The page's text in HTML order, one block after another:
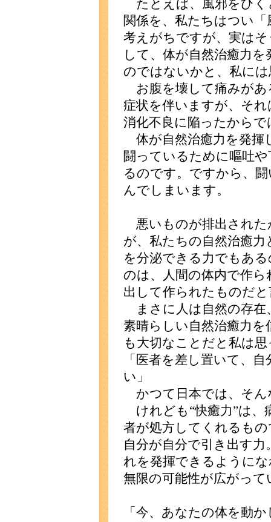
たとえば、風邪をひく
関係を、私たちはつい
考えがちですが、実は
して、体が自然治癒力
のではないかと、私に
お腹を壊して痛みがあ
症状を伴いますが、そ
消化不良に陥ったから
体が自然治癒力を発揮
闘っているために嘔吐
るのです。ですから、
んでしまいます。
悪いものが排出された
が、私たちの自然治癒
を分泌できる力でもあ
のは、人間の体内で作
出して作られたものだ
まさに人は自然の存在
素晴らしい自然治癒力
も大切なことだと私は
「医者を差し置いて、
い」
かつて日本では、そん
けれども“快癒力”は、
者が処方してくれるも
自分が自分で引き出す
れを発揮できるように
無限の可能性が広がっ
「今、あなたの体を動